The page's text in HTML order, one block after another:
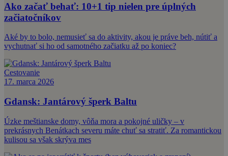
Ako začať behať: 10+1 tip nielen pre úplných
začiatočníkov
Aké by to bolo, nemusieť sa do aktivity, akou je práve beh, nútiť a
vychutnať si ho od samotného začiatku až po koniec?
Cestovanie
17. marca 2026
Gdansk: Jantárový šperk Baltu
Úzke meštianske domy, vôňa mora a pokojné uličky – v
prekrásnych Benátkach severu máte chuť sa stratiť. Za romantickou
kulisou sa však skrýva mes